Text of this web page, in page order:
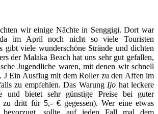
wir einige Nächte in Senggigi. Dort war
im April noch nicht so viele Touristen
gibt viele wunderschöne Strände und dichten
der Malaka Beach hat uns sehr gut gefallen,
Jugendliche waren, mit denen wir schnell
J Ein Ausflug mit dem Roller zu den Affen im
zu empfehlen. Das Warung Ijo hat leckere
und bietet sehr günstige Preise bei guter
dritt für 5,- € gegessen). Wer eine etwas
bevorzugt, sollte auf jeden Fall mal dem